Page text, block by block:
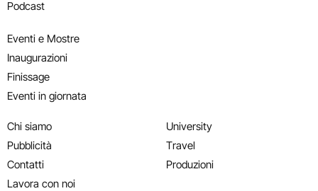
Podcast
Eventi e Mostre
Inaugurazioni
Finissage
Eventi in giornata
Chi siamo
Pubblicità
Contatti
Lavora con noi
University
Travel
Produzioni